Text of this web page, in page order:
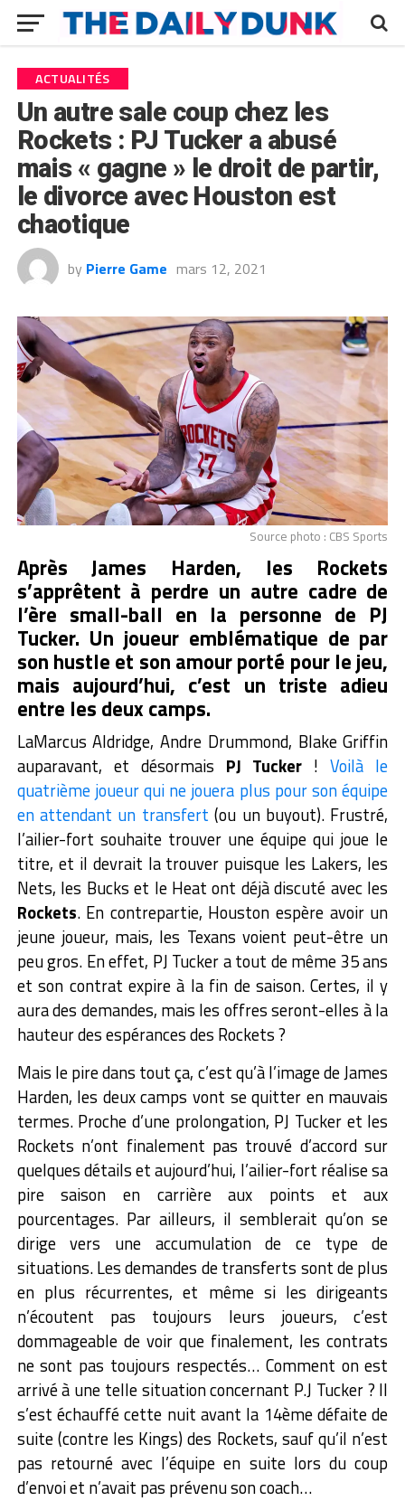
ACTUALITÉS
Un autre sale coup chez les
Rockets : PJ Tucker a abusé
mais « gagne » le droit de partir,
le divorce avec Houston est
chaotique
by Pierre Game mars 12, 2021
Source photo : CBS Sports
Après James Harden, les Rockets
s’apprêtent à perdre un autre cadre de
l’ère small-ball en la personne de PJ
Tucker. Un joueur emblématique de par
son hustle et son amour porté pour le jeu,
mais aujourd’hui, c’est un triste adieu
entre les deux camps.
LaMarcus Aldridge, Andre Drummond, Blake Griffin
auparavant, et désormais PJ Tucker !Voilà le
quatrième joueur qui ne jouera plus pour son équipe
en attendant un transfert (ou un buyout). Frustré,
l’ailier-fort souhaite trouver une équipe qui joue le
titre, et il devrait la trouver puisque les Lakers, les
Nets, les Bucks et le Heat ont déjà discuté avec les
Rockets. En contrepartie, Houston espère avoir un
jeune joueur, mais, les Texans voient peut-être un
peu gros. En effet, PJ Tucker a tout de même 35 ans
et son contrat expire à la fin de saison. Certes, il y
aura des demandes, mais les offres seront-elles à la
hauteur des espérances des Rockets ?
Mais le pire dans tout ça, c’est qu’à l’image de James
Harden, les deux camps vont se quitter en mauvais
termes. Proche d’une prolongation, PJ Tucker et les
Rockets n’ont finalement pas trouvé d’accord sur
quelques détails et aujourd’hui, l’ailier-fort réalise sa
pire saison en carrière aux points et aux
pourcentages. Par ailleurs, il semblerait qu’on se
dirige vers une accumulation de ce type de
situations. Les demandes de transferts sont de plus
en plus récurrentes, et même si les dirigeants
n’écoutent pas toujours leurs joueurs, c’est
dommageable de voir que finalement, les contrats
ne sont pas toujours respectés… Comment on est
arrivé à une telle situation concernant P.J Tucker ? Il
s’est échauffé cette nuit avant la 14ème défaite de
suite (contre les Kings) des Rockets, sauf qu’il n’est
pas retourné avec l’équipe en suite lors du coup
d’envoi et n’avait pas prévenu son coach…